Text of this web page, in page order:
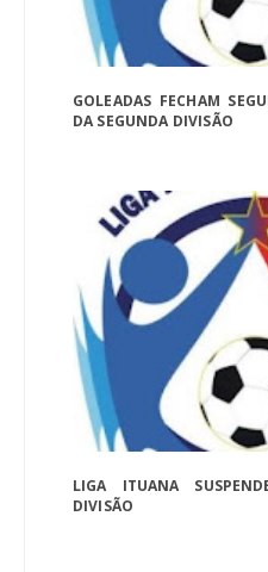
GOLEADAS FECHAM
DA SEGUNDA DIVISÃO
LIGA ITUANA
DIVISÃO